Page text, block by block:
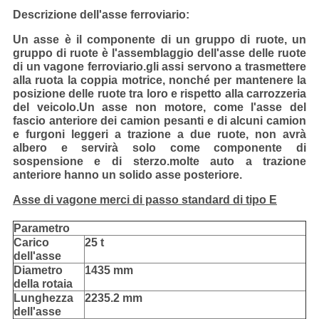
Descrizione dell'asse ferroviario:
Un asse è il componente di un gruppo di ruote, un
gruppo di ruote è l'assemblaggio dell'asse delle ruote
di un vagone ferroviario.gli assi servono a trasmettere
alla ruota la coppia motrice, nonché per mantenere la
posizione delle ruote tra loro e rispetto alla carrozzeria
del veicolo.Un asse non motore, come l'asse del
fascio anteriore dei camion pesanti e di alcuni camion
e furgoni leggeri a trazione a due ruote, non avrà
albero e servirà solo come componente di
sospensione e di sterzo.molte auto a trazione
anteriore hanno un solido asse posteriore.
Asse di vagone merci di passo standard di tipo E
Parametro
Carico
dell'asse
25 t
Diametro
della rotaia
1435 mm
Lunghezza
dell'asse
2235.2 mm